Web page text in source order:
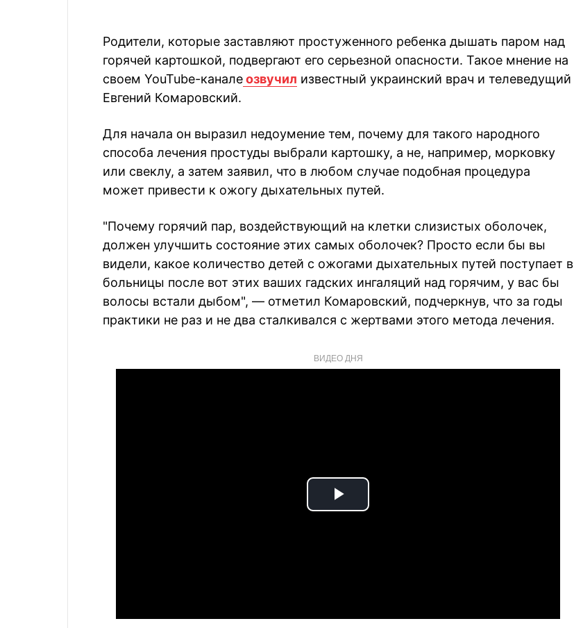
Родители, которые заставляют простуженного ребенка дышать паром над
горячей картошкой, подвергают его серьезной опасности. Такое мнение на
своем YouTube-каналеозвучил известный украинский врач и телеведущий
Евгений Комаровский.
Для начала он выразил недоумение тем, почему для такого народного
способа лечения простуды выбрали картошку, а не, например, морковку
или свеклу, а затем заявил, что в любом случае подобная процедура
может привести к ожогу дыхательных путей.
"Почему горячий пар, воздействующий на клетки слизистых оболочек,
должен улучшить состояние этих самых оболочек? Просто если бы вы
видели, какое количество детей с ожогами дыхательных путей поступает в
больницы после вот этих ваших гадских ингаляций над горячим, у вас бы
волосы встали дыбом", — отметил Комаровский, подчеркнув, что за годы
практики не раз и не два сталкивался с жертвами этого метода лечения.
ВИДЕО ДНЯ
Play